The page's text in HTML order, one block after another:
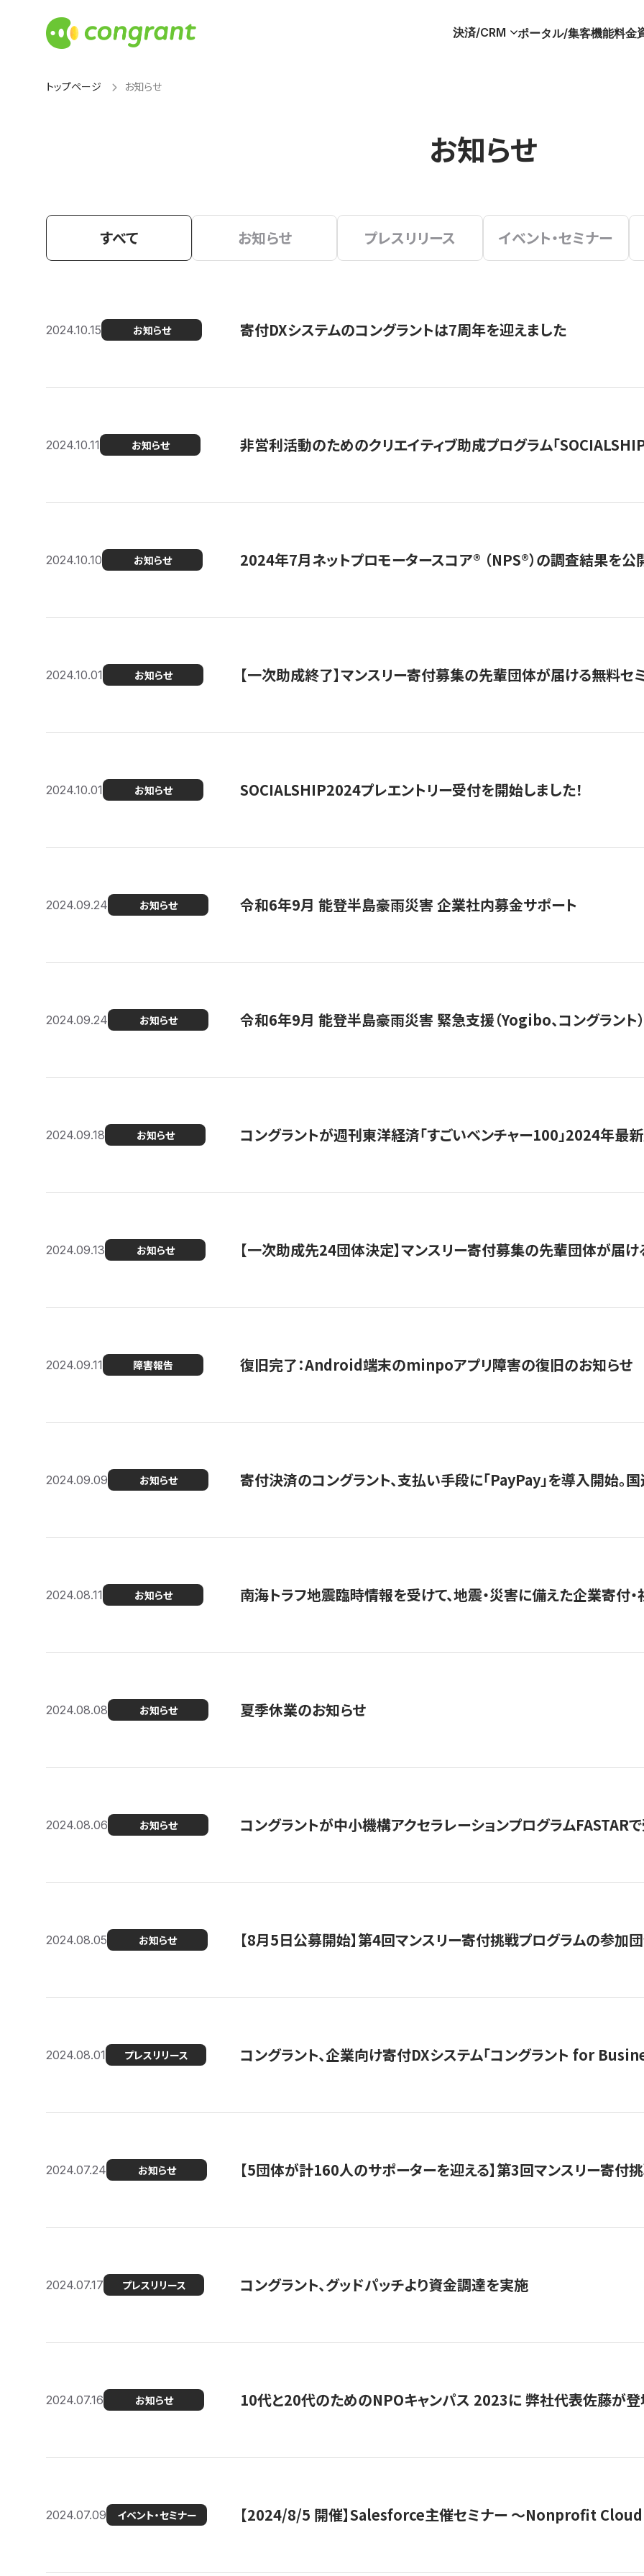
決済/CRM ポータル/集客機能料金
トップページ お知らせ
お知らせ
すべて お知らせ プレスリリース イベント・セミナー
2024.10.15 お知らせ 寄付DXシステムのコングラントは7周年を迎えました
2024.10.11 お知らせ 非営利活動のためのクリエイティブ助成プログラム「
2024.10.10 お知らせ 2024年7月ネットプロモータースコア®︎ （NPS®︎）の調査結果を公
2024.10.01 お知らせ 【一次助成終了】マンスリー寄付募集の先輩団体が届ける無料セ
2024.10.01 お知らせ SOCIALSHIP2024プレエントリー受付を開始しました！
2024.09.24 お知らせ 令和6年9月 能登半島豪雨災害 企業社内募金サポート
2024.09.24 お知らせ 令和6年9月 能登半島豪雨災害 緊急支援（Yogibo、コングラント）
2024.09.18 お知らせ コングラントが週刊東洋経済「すごいベンチャー100」2024年最
2024.09.13 お知らせ 【一次助成先24団体決定】マンスリー寄付募集の先輩団体が届
2024.09.11 障害報告 復旧完了：Android端末のminpoアプリ障害の復旧のお知らせ
2024.09.09 お知らせ 寄付決済のコングラント、支払い手段に「PayPay」を導入開始。
2024.08.11 お知らせ 南海トラフ地震臨時情報を受けて、地震・災害に備えた企業寄付
2024.08.08 お知らせ 夏季休業のお知らせ
2024.08.06 お知らせ コングラントが中小機構アクセラレーションプログラムFASTAR
2024.08.05 お知らせ 【8月5日公募開始】第4回マンスリー寄付挑戦プログラムの参加
2024.08.01 プレスリリース コングラント、企業向け寄付DXシステム「コングラント for
2024.07.24 お知らせ 【5団体が計160人のサポーターを迎える】​​第3回マンスリー寄付
2024.07.17 プレスリリース コングラント、グッドパッチより資金調達を実施
2024.07.16 お知らせ 10代と20代のためのNPOキャンパス 2023に 弊社代表佐藤が
2024.07.09 イベント・セミナー 【2024/8/5 開催】Salesforce主催セミナー 〜Nonprofit